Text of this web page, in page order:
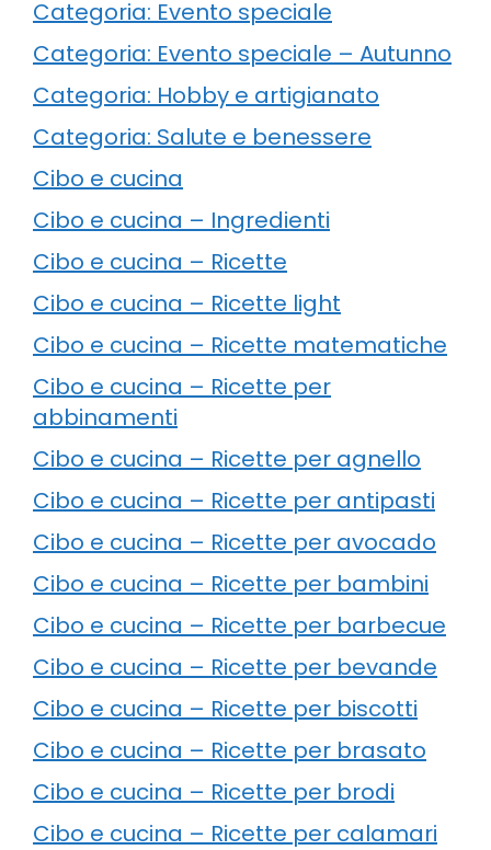
Categoria: Evento speciale
Categoria: Evento speciale – Autunno
Categoria: Hobby e artigianato
Categoria: Salute e benessere
Cibo e cucina
Cibo e cucina – Ingredienti
Cibo e cucina – Ricette
Cibo e cucina – Ricette light
Cibo e cucina – Ricette matematiche
Cibo e cucina – Ricette per
abbinamenti
Cibo e cucina – Ricette per agnello
Cibo e cucina – Ricette per antipasti
Cibo e cucina – Ricette per avocado
Cibo e cucina – Ricette per bambini
Cibo e cucina – Ricette per barbecue
Cibo e cucina – Ricette per bevande
Cibo e cucina – Ricette per biscotti
Cibo e cucina – Ricette per brasato
Cibo e cucina – Ricette per brodi
Cibo e cucina – Ricette per calamari